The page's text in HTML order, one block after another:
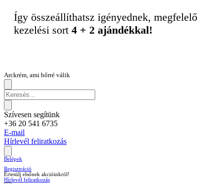
Így összeállíthatsz igényednek, megfelelő
kezelési sort 4 + 2 ajándékkal!
Arckrém, ami bőrré válik
Szívesen segítünk
+36 20 541 6735
E-mail
Hírlevél feliratkozás
Belépek
Regisztráció
Értesülj elsőnek akcióinkról!
Hírlevél feliratkozás